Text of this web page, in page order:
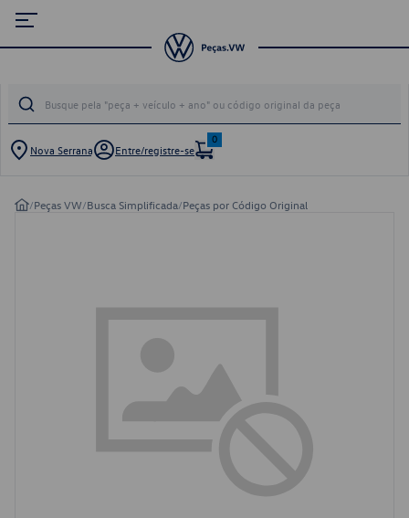
Nova Serrana Entre/registre-se
0
/Peças VW/Busca Simplificada/Peças por Código Original